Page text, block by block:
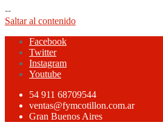
--
Saltar al contenido
Facebook
Twitter
Instagram
Youtube
54 911 68709544
ventas@fymcotillon.com.ar
Gran Buenos Aires